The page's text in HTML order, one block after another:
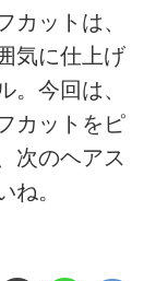
カットは、
気に仕上げ
。今回は、
カットをピ
次のヘアス
ね。